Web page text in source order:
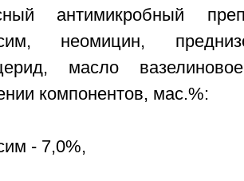
антимикробный
неомицин,
масло
компонентов, мас.%:
- 7,0%,